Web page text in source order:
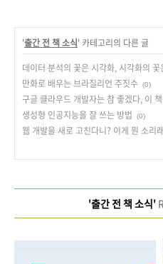
'출간 전 책 소식' 카테고리의 다른 글
데이터 분석의 꽃은 시각화, 시각화의
만화로 배우는 브라질리언 주짓수 (0)
구글 클라우드 개발자는 참 좋겠다, 이
생성형 인공지능을 잘 쓰는 방법 (0)
웹 개발을 새로 고친다니? 이게 뭔 소리래
'출간 전 책 소식'